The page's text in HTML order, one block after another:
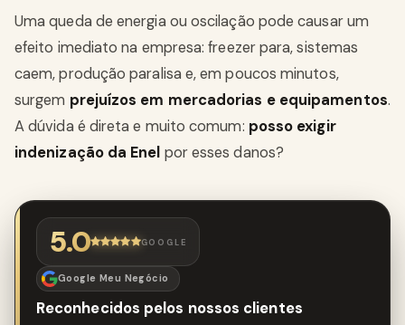
Uma queda de energia ou oscilação pode causar um
efeito imediato na empresa: freezer para, sistemas
caem, produção paralisa e, em poucos minutos,
surgem prejuízos em mercadorias e equipamentos.
A dúvida é direta e muito comum: posso exigir
indenização da Enel por esses danos?
5.0 GOOGLE
Google Meu Negócio
Reconhecidos pelos nossos clientes